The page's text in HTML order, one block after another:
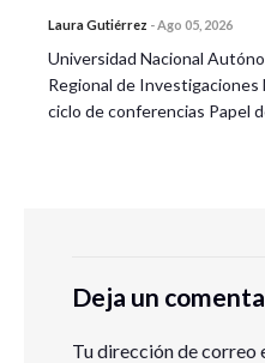
Laura Gutiérrez -Ago 05, 2026
Universidad Nacional
Regional de
ciclo de conferencias Papel
Deja un
Tu dirección de correo